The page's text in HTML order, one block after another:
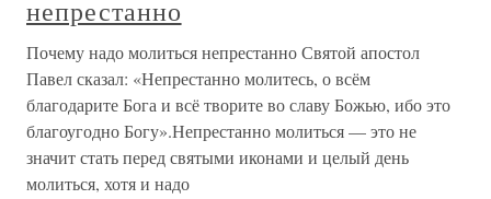
непрестанно
Почему надо молиться непрестанно Святой апостол
Павел сказал: «Непрестанно молитесь, о всём
благодарите Бога и всё творите во славу Божью, ибо это
благоугодно Богу».Непрестанно молиться — это не
значит стать перед святыми иконами и целый день
молиться, хотя и надо